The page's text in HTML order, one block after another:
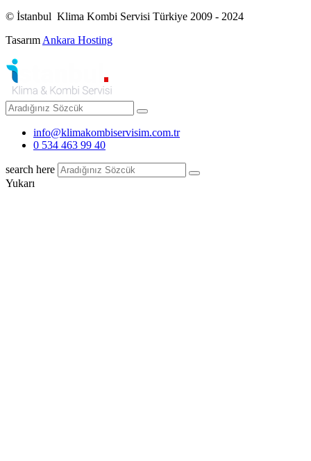
© İstanbul Klima Kombi Servisi Türkiye 2009 - 2024
TasarımAnkara Hosting
info@klimakombiservisim.com.tr
0 534 463 99 40
search here
Yukarı